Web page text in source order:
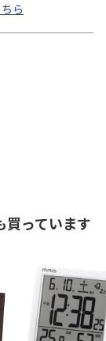
ら
買っています